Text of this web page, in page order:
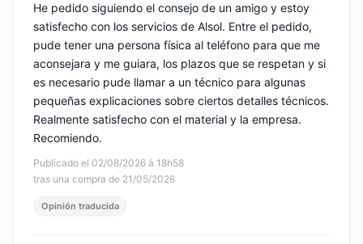
Publicado el 02/08/2026 à 18h58
tras una compra de 21/05/2026
He pedido siguiendo el consejo de un amigo y estoy
satisfecho con los servicios de Alsol. Entre el pedido,
pude tener una persona física al teléfono para que me
aconsejara y me guiara, los plazos que se respetan y si
es necesario pude llamar a un técnico para algunas
pequeñas explicaciones sobre ciertos detalles técnicos.
Realmente satisfecho con el material y la empresa.
Recomiendo.
Opinión traducida